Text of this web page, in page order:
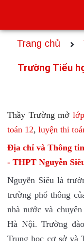
Trang chủ
Trường Tiểu
Thầy Trường mở
toán 12, luyện thi
Địa chỉ và Thông
- THPT Nguyễn
Nguyễn Siêu là
trường phổ thông
nhà nước và
Hà Nội. Trường
Trung học cơ sở và